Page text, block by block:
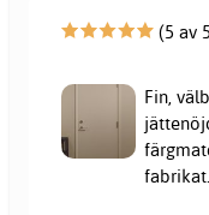
(5 av
Fin,
fabrikat.